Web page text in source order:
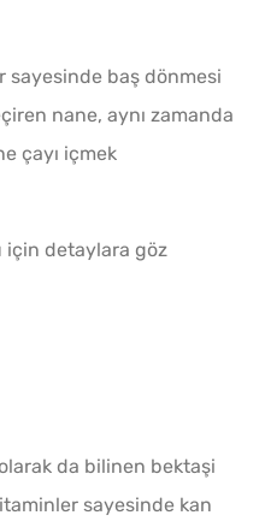
baş dönmesi
nane, aynı zamanda
çayı içmek
için detaylara göz
da bilinen bektaşi
sayesinde kan